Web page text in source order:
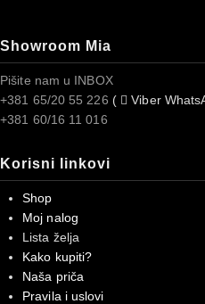
Showroom Mia
Pišite nam u INBOX
+381 65/20 55 226 (
Viber
+381 60/16 11 016
Korisni linkovi
Shop
Moj nalog
Lista želja
Kako kupiti?
Naša priča
Pravila i uslovi